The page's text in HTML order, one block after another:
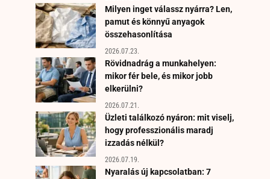
Milyen inget válassz nyárra? Len,
pamut és könnyű anyagok
összehasonlítása
2026.07.23.
Rövidnadrág a munkahelyen:
mikor fér bele, és mikor jobb
elkerülni?
2026.07.21.
Üzleti találkozó nyáron: mit viselj,
hogy professzionális maradj
izzadás nélkül?
2026.07.19.
Nyaralás új kapcsolatban: 7